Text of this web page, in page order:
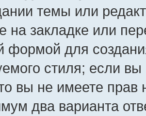
темы или
на закладке или
формой для
стиля; если
вы не имеете прав
два варианта